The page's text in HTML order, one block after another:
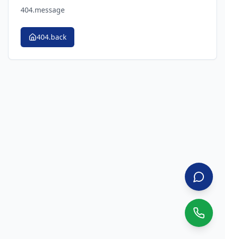
404.message
404.back